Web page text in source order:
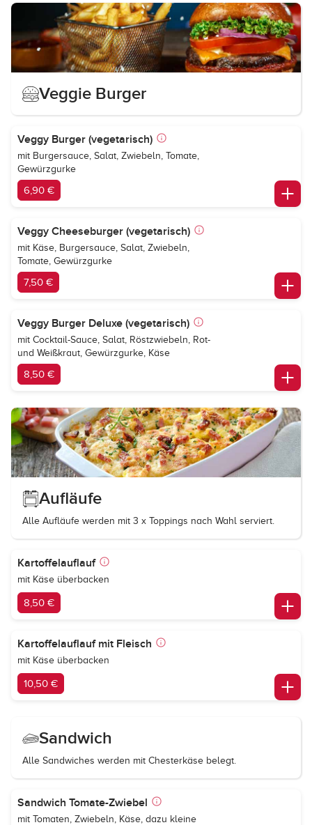
Veggie Burger
Veggy Burger (vegetarisch)
mit Burgersauce, Salat, Zwiebeln, Tomate,
Gewürzgurke
6,90 €
Veggy Cheeseburger (vegetarisch)
mit Käse, Burgersauce, Salat, Zwiebeln,
Tomate, Gewürzgurke
7,50 €
Veggy Burger Deluxe (vegetarisch)
mit Cocktail-Sauce, Salat, Röstzwiebeln, Rot-
und Weißkraut, Gewürzgurke, Käse
8,50 €
Aufläufe
Alle Aufläufe werden mit 3 x Toppings nach Wahl serviert.
Kartoffelauflauf
mit Käse überbacken
8,50 €
Kartoffelauflauf mit Fleisch
mit Käse überbacken
10,50 €
Sandwich
Alle Sandwiches werden mit Chesterkäse belegt.
Sandwich Tomate-Zwiebel
mit Tomaten, Zwiebeln, Käse, dazu kleine